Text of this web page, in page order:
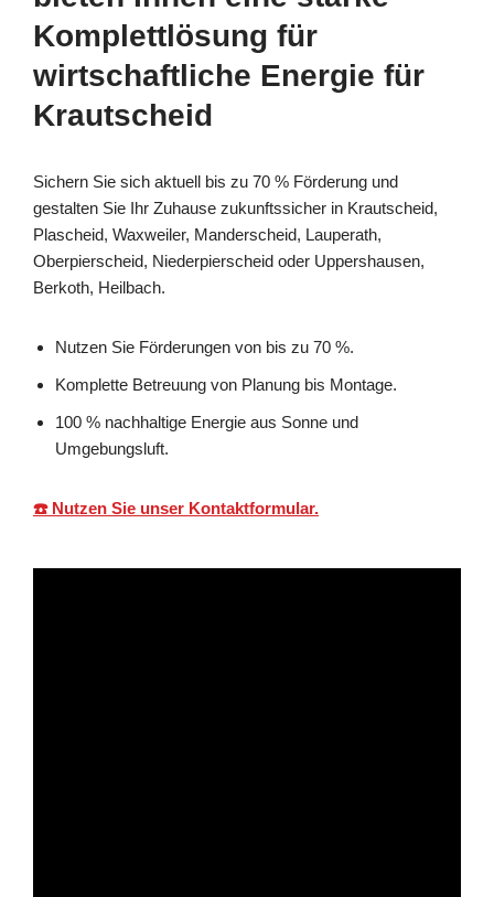
Komplettlösung für
wirtschaftliche Energie für
Krautscheid
Sichern Sie sich aktuell bis zu 70 % Förderung und
gestalten Sie Ihr Zuhause zukunftssicher in Krautscheid,
Plascheid, Waxweiler, Manderscheid, Lauperath,
Oberpierscheid, Niederpierscheid oder Uppershausen,
Berkoth, Heilbach.
Nutzen Sie Förderungen von bis zu 70 %.
Komplette Betreuung von Planung bis Montage.
100 % nachhaltige Energie aus Sonne und
Umgebungsluft.
☎️ Nutzen Sie unser Kontaktformular.